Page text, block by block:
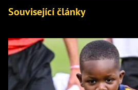
Související články